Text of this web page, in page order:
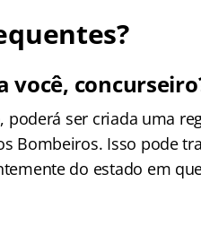
você,
poderá ser criada uma
Bombeiros. Isso pode
do estado em